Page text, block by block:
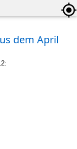
dem April